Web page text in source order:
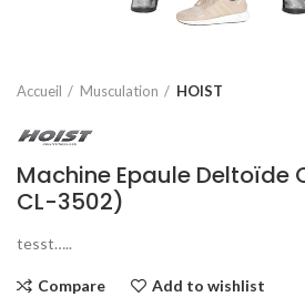
Accueil Musculation HOIST
Machine Epaule Deltoïde
CL-3502)
tesst…..
Compare Add to wishlist